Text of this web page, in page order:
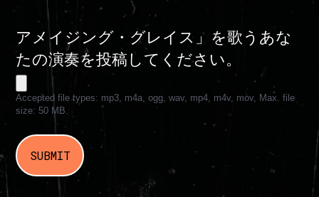
アメイジング・グレイス」を歌うあな
たの演奏を投稿してください。
Accepted file types: mp3, m4a, ogg, wav, mp4, m4v, mov, Max. file
size: 50 MB.